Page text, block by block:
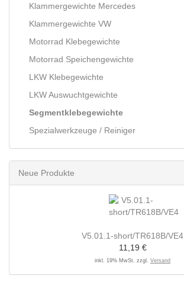
Klammergewichte Mercedes
Klammergewichte VW
Motorrad Klebegewichte
Motorrad Speichengewichte
LKW Klebegewichte
LKW Auswuchtgewichte
Segmentklebegewichte
Spezialwerkzeuge / Reiniger
Neue Produkte
V5.01.1-short/TR618B/VE4
11,19 €
inkl. 19% MwSt. zzgl. Versand